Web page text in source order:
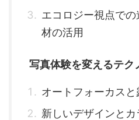
エコロジー視点で
材の活用
写真体験を変えるテク
オートフォーカス
新しいデザインと